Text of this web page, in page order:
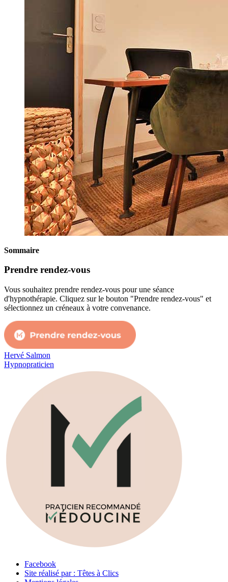
Sommaire
Prendre rendez-vous
Vous souhaitez prendre rendez-vous pour une séance
d'hypnothérapie. Cliquez sur le bouton "Prendre rendez-vous" et
sélectionnez un créneaux à votre convenance.
Hervé Salmon
Hypnopraticien
Facebook
Site réalisé par : Têtes à Clics